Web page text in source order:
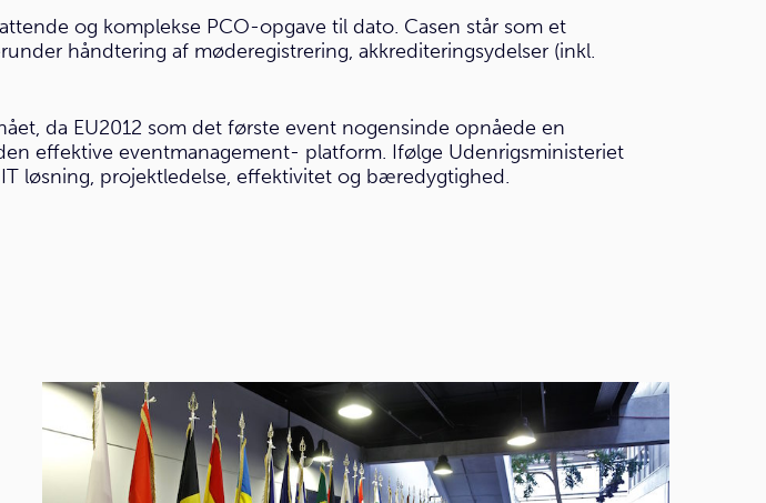
og komplekse PCO-opgave til dato. Casen står som et
håndtering af møderegistrering, akkrediteringsydelser (inkl.
da EU2012 som det første event nogensinde opnåede en
effektive eventmanagement- platform. Ifølge Udenrigsministeriet
løsning, projektledelse, effektivitet og bæredygtighed.